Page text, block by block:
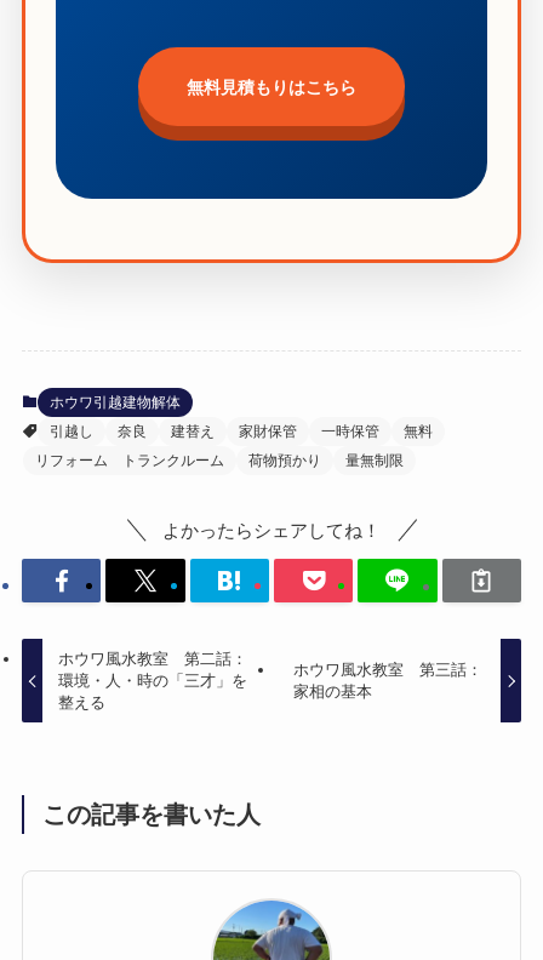
無料見積もりはこちら
ホウワ引越建物解体
引越し
奈良 建替え 家財保管 一時保管
無料
リフォーム トランクルーム
荷物預かり 量無制限
よかったらシェアしてね！
ホウワ風水教室 第二話：
環境・人・時の「三才」を
整える
ホウワ風水教室 第三話：
家相の基本
この記事を書いた人